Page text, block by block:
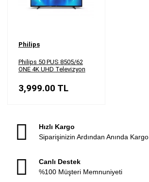
Philips
Philips 50 PUS 8505/62
ONE 4K UHD Televizyon
3,999.00 TL
Hızlı Kargo
Siparişinizin Ardından Anında Kargo
Canlı Destek
%100 Müşteri Memnuniyeti